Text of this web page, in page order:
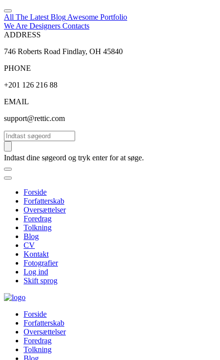
All The Latest Blog Awesome Portfolio
We Are Designers Contacts
ADDRESS
746 Roberts Road Findlay, OH 45840
PHONE
+201 126 216 88
EMAIL
support@rettic.com
Søg
Indtast dine søgeord og tryk enter for at søge.
Forside
Forfatterskab
Oversættelser
Foredrag
Tolkning
Blog
CV
Kontakt
Fotografier
Log ind
Skift sprog
Forside
Forfatterskab
Oversættelser
Foredrag
Tolkning
Blog